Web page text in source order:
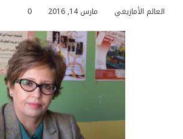
العالم الأمازيغي مارس 14, 2016 0